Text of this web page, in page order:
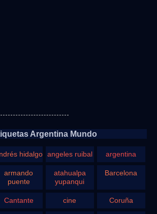
Argentina Mundo
hidalgo angeles ruibal argentina
armando
puente
atahualpa
yupanqui
Barcelona
Cantante cine Coruña